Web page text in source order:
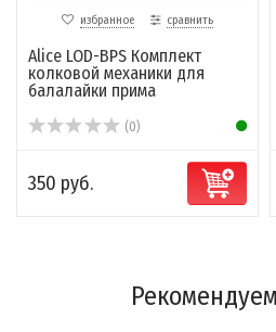
избранное сравнить
Alice LOD-BPS Комплект
колковой механики для
балалайки прима
(0)
350 руб.